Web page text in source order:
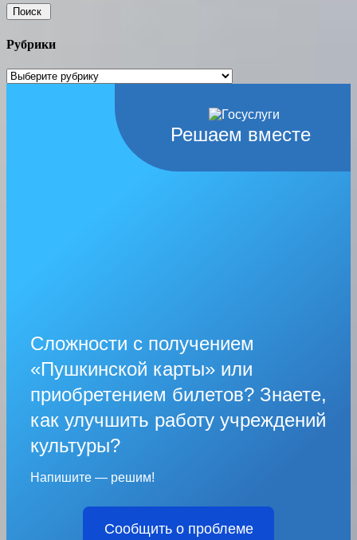
Рубрики
Рубрики
Решаем вместе
Сложности с получением
«Пушкинской карты» или
приобретением билетов? Знаете,
как улучшить работу учреждений
культуры?
Напишите — решим!
Сообщить о проблеме